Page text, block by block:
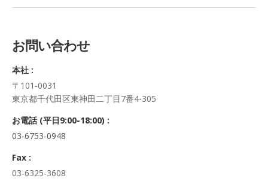
ご入力頂く個人情報は第三者に提供しません。
正・追加・削除、利用の停止または消去、第三者への提供の停
口に申し出ることができます。
その際、弊社はご本人を確認させていただいたうえで、合理的
な期間内に対応いたします。
株式会社FloBoard 個人情報問合せ窓口
〒101-0031 東京都千代田区東神田二丁目7番4-305
メールアドレス: info@floboard.co.jp TEL: 03-6753-0948
ールデンウィークを除く)
お問い合わせ
本社 :
〒101-0031
東京都千代田区東神田二丁目7番4-305
お電話 (平日9:00-18:00) :
03-6753-0948
Fax :
03-6325-3608